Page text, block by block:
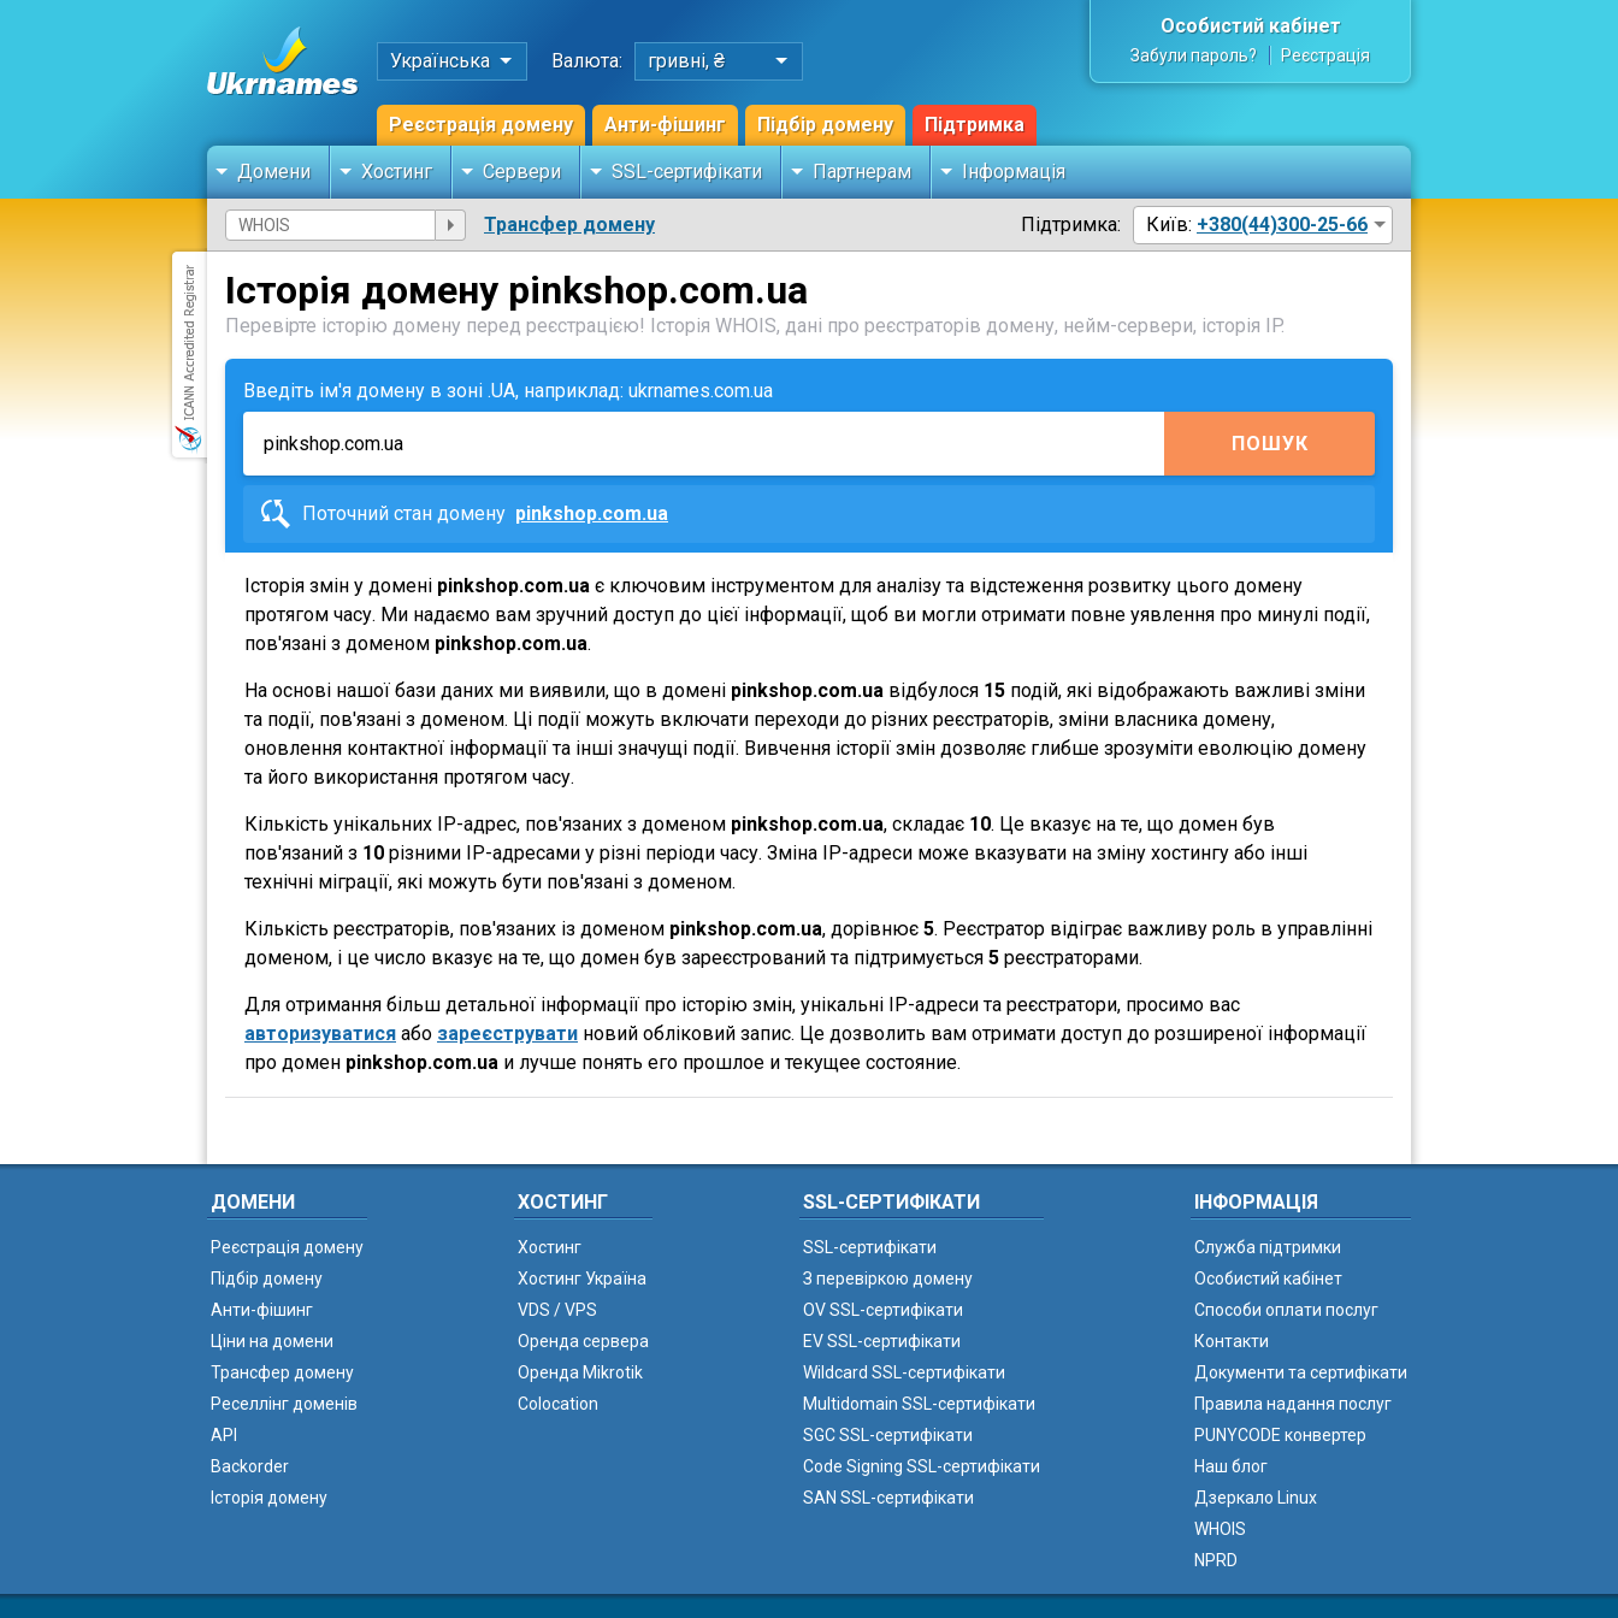
Українська Валюта: гривні, ₴
Реєстрація домену Анти-фішинг Підбір домену Підтримка
Особистий кабінет
Забули пароль? Реєстрація
Домени Хостинг Сервери SSL-сертифікати Партнерам Інформація
Трансфер домену Підтримка: Київ: +380(44)300-25-66
Історія домену pinkshop.com.ua
Перевірте історію домену перед реєстрацією! Історія WHOIS, дані про реєстраторів домену, нейм-сервери, історія IP.
Введіть ім'я домену в зоні .UA, наприклад: ukrnames.com.ua
ПОШУК
Поточний стан домену pinkshop.com.ua
Історія змін у домені pinkshop.com.ua є ключовим інструментом для аналізу та відстеження розвитку цього домену
протягом часу. Ми надаємо вам зручний доступ до цієї інформації, щоб ви могли отримати повне уявлення про минулі події,
пов'язані з доменом pinkshop.com.ua.
На основі нашої бази даних ми виявили, що в домені pinkshop.com.ua відбулося 15 подій, які відображають важливі зміни
та події, пов'язані з доменом. Ці події можуть включати переходи до різних реєстраторів, зміни власника домену,
оновлення контактної інформації та інші значущі події. Вивчення історії змін дозволяє глибше зрозуміти еволюцію домену
та його використання протягом часу.
Кількість унікальних IP-адрес, пов'язаних з доменом pinkshop.com.ua, складає 10. Це вказує на те, що домен був
пов'язаний з 10 різними IP-адресами у різні періоди часу. Зміна IP-адреси може вказувати на зміну хостингу або інші
технічні міграції, які можуть бути пов'язані з доменом.
Кількість реєстраторів, пов'язаних із доменом pinkshop.com.ua, дорівнює 5. Реєстратор відіграє важливу роль в управлінні
доменом, і це число вказує на те, що домен був зареєстрований та підтримується 5 реєстраторами.
Для отримання більш детальної інформації про історію змін, унікальні IP-адреси та реєстратори, просимо вас
авторизуватися або зареєструвати новий обліковий запис. Це дозволить вам отримати доступ до розширеної інформації
про домен pinkshop.com.ua и лучше понять его прошлое и текущее состояние.
ДОМЕНИ
Реєстрація домену
Підбір домену
Анти-фішинг
Ціни на домени
Трансфер домену
Реселлінг доменів
API
Backorder
Історія домену
ХОСТИНГ
Хостинг
Хостинг Україна
VDS / VPS
Оренда сервера
Оренда Mikrotik
Colocation
SSL-СЕРТИФІКАТИ
SSL-сертифікати
З перевіркою домену
OV SSL-сертифікати
EV SSL-сертифікати
Wildcard SSL-сертифікати
Multidomain SSL-сертифікати
SGC SSL-сертифікати
Code Signing SSL-сертифікати
SAN SSL-сертифікати
ІНФОРМАЦІЯ
Служба підтримки
Особистий кабінет
Способи оплати послуг
Контакти
Документи та сертифікати
Правила надання послуг
PUNYCODE конвертер
Наш блог
Дзеркало Linux
WHOIS
NPRD